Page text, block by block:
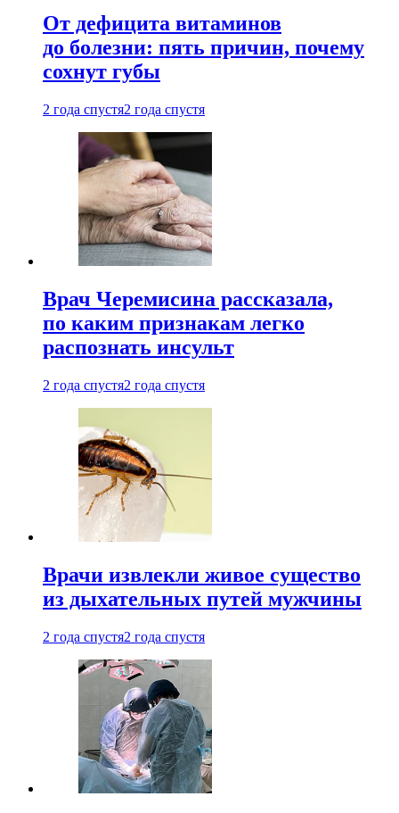
От дефицита витаминов
до болезни: пять причин, почему
сохнут губы
2 года спустя2 года спустя
Врач Черемисина рассказала,
по каким признакам легко
распознать инсульт
2 года спустя2 года спустя
Врачи извлекли живое существо
из дыхательных путей мужчины
2 года спустя2 года спустя